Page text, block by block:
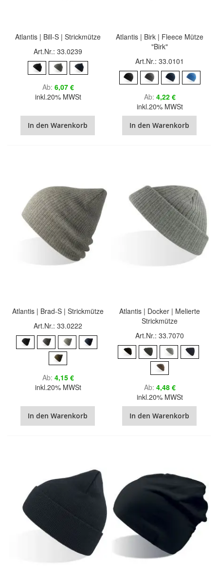
Atlantis | Bill-S | Strickmütze
Art.Nr.: 33.0239
Ab 6,07 €
inkl.20% MWSt
In den Warenkorb
Atlantis | Birk | Fleece Mütze
"Birk"
Art.Nr.: 33.0101
Ab 4,22 €
inkl.20% MWSt
In den Warenkorb
Atlantis | Brad-S | Strickmütze
Art.Nr.: 33.0222
Ab 4,15 €
inkl.20% MWSt
In den Warenkorb
Atlantis | Docker | Melierte
Strickmütze
Art.Nr.: 33.7070
Ab 4,48 €
inkl.20% MWSt
In den Warenkorb